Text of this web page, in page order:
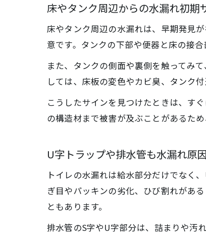
床やタンク周辺からの水漏れ初期
床やタンク周辺の水漏れは、早期発見
意です。タンクの下部や便器と床の接
また、タンクの側面や裏側を触ってみ
しては、床板の変色やカビ臭、タンク
こうしたサインを見つけたときは、す
の構造材まで被害が及ぶことがあるため
U字トラップや排水管も水漏れ原
トイレの水漏れは給水部分だけでなく
ぎ目やパッキンの劣化、ひび割れがあ
ともあります。
排水管のS字やU字部分は、詰まりや汚